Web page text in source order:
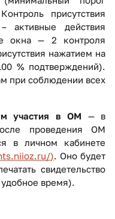
присутствия
активные действия
окна — 2 контроля
нажатием на
% подтверждений).
при соблюдении всех
участия в ОМ — в
проведения ОМ
в личном кабинете
). Оно будет
свидетельство
время).